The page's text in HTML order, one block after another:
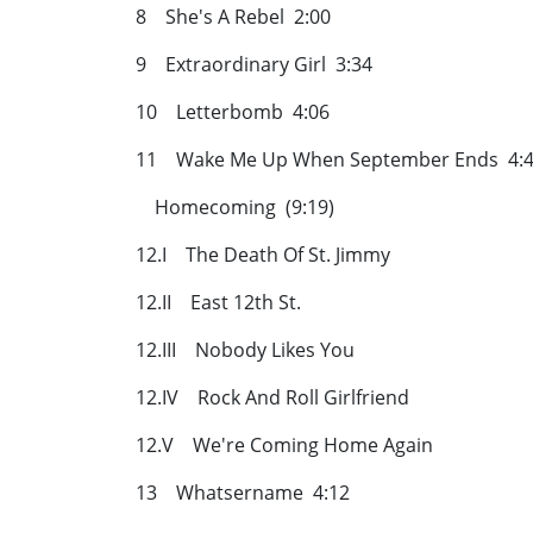
8 She's A Rebel 2:00
9 Extraordinary Girl 3:34
10 Letterbomb 4:06
11 Wake Me Up When September Ends
Homecoming (9:19)
12.I The Death Of St. Jimmy
12.II East 12th St.
12.III Nobody Likes You
12.IV Rock And Roll Girlfriend
12.V We're Coming Home Again
13 Whatsername 4:12